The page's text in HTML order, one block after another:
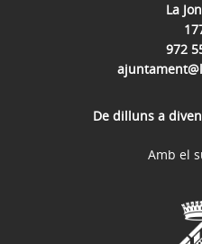
La
972
De dilluns a
Amb el